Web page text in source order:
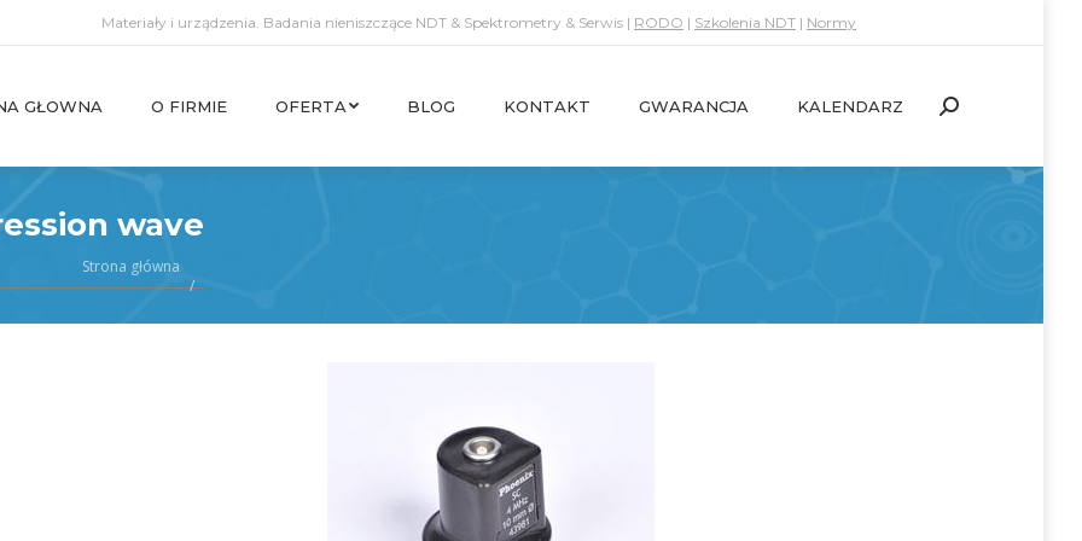
Materiały i urządzenia. Badania nieniszczące NDT & Spektrometry & Serwis | RODO | Szkolenia NDT | Normy
GŁOWNA O FIRMIE OFERTA BLOG KONTAKT GWARANCJA KALENDARZ Search:
wave
Strona główna